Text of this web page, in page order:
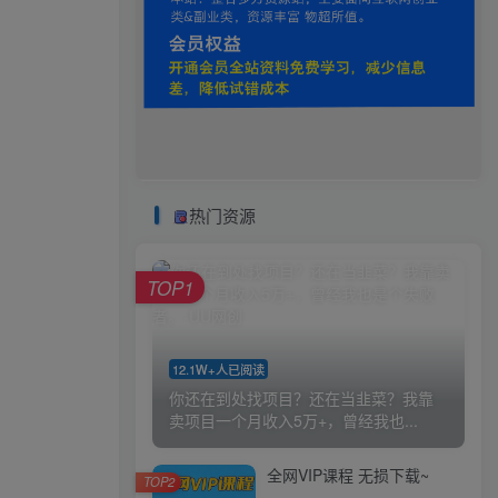
热门资源
12.1W+人已阅读
你还在到处找项目？还在当韭菜？我靠
卖项目一个月收入5万+，曾经我也...
TOP1
全网VIP课程 无损下载~
TOP2